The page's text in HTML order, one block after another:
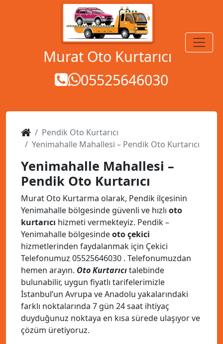
Murat Oto Kurtarıcı
05525646030
MENÜ
Pendik Oto Kurtarıcı
Yenimahalle Mahallesi – Pendik Oto Kurtarıcı
Yenimahalle Mahallesi –
Pendik Oto Kurtarıcı
Murat Oto Kurtarma olarak, Pendik ilçesinin
Yenimahalle bölgesinde güvenli ve hızlı oto
kurtarıcı hizmeti vermekteyiz. Pendik –
Yenimahalle bölgesindeoto çekici
hizmetlerinden faydalanmak için Çekici
Telefonumuz 05525646030 . Telefonumuzdan
hemen arayın. Oto Kurtarıcıtalebinde
bulunabilir, uygun fiyatlı tarifelerimizle
İstanbul’un Avrupa ve Anadolu yakalarındaki
farklı noktalarında 7 gün 24 saat ihtiyaç
duyduğunuz noktaya en kısa sürede ulaşıyor ve
çözüm üretiyoruz.